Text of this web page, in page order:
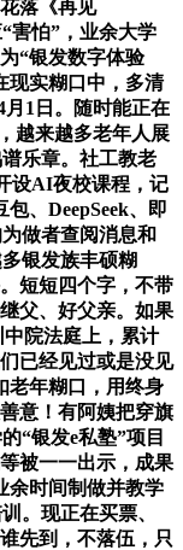
落《再见
害怕”，业余大学
“银发数字体验
现实糊口中，多清
1日。随时能正在
越来越多老年人展
乐章。社工教老
设AI夜校课程，记
、DeepSeek、即
做者查阅消息和
银发族丰硕糊
短短四个字，不带
父、好父亲。如果
院法庭上，累计
已经见过或是没见
老年糊口，用终身
意！有阿姨把穿旗
“银发e私塾”项目
被一一出示，成果
余时间制做并教学
。现正在买票、
先到，不落伍，只